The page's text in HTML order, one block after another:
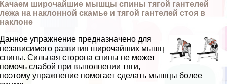
Качаем широчайшие мышцы спины тягой гантелей
лежа на наклонной скамье и тягой гантелей стоя в
наклоне
Данное упражнение предназначено для
независимого развития широчайших мышц
спины. Сильная сторона спины не может
помочь слабой при выполнении тяги,
поэтому упражнение помогает сделать мышцы более